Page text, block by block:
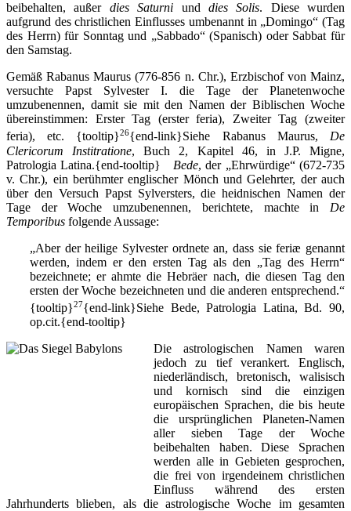
beibehalten, außer dies Saturni und dies Solis. Diese wurden
aufgrund des christlichen Einflusses umbenannt in „Domingo“ (Tag
des Herrn) für Sonntag und „Sabbado“ (Spanisch) oder Sabbat für
den Samstag.
Gemäß Rabanus Maurus (776-856 n. Chr.), Erzbischof von Mainz,
versuchte Papst Sylvester I. die Tage der Planetenwoche
umzubenennen, damit sie mit den Namen der Biblischen Woche
übereinstimmen: Erster Tag (erster feria), Zweiter Tag (zweiter
feria), etc. {tooltip}26{end-link}Siehe Rabanus Maurus,De
Clericorum Institratione, Buch 2, Kapitel 46, in J.P. Migne,
Patrologia Latina.{end-tooltip} Bede, der „Ehrwürdige“ (672-735
v. Chr.), ein berühmter englischer Mönch und Gelehrter, der auch
über den Versuch Papst Sylversters, die heidnischen Namen der
Tage der Woche umzubenennen, berichtete, machte in De
Temporibus folgende Aussage:
„Aber der heilige Sylvester ordnete an, dass sie feriæ genannt
werden, indem er den ersten Tag als den „Tag des Herrn“
bezeichnete; er ahmte die Hebräer nach, die diesen Tag den
ersten der Woche bezeichneten und die anderen entsprechend.“
{tooltip}27{end-link}Siehe Bede, Patrologia Latina, Bd. 90,
op.cit.{end-tooltip}
Die astrologischen Namen waren
jedoch zu tief verankert. Englisch,
niederländisch, bretonisch, walisisch
und kornisch sind die einzigen
europäischen Sprachen, die bis heute
die ursprünglichen Planeten-Namen
aller sieben Tage der Woche
beibehalten haben. Diese Sprachen
werden alle in Gebieten gesprochen,
die frei von irgendeinem christlichen
Einfluss während des ersten
Jahrhunderts blieben, als die astrologische Woche im gesamten